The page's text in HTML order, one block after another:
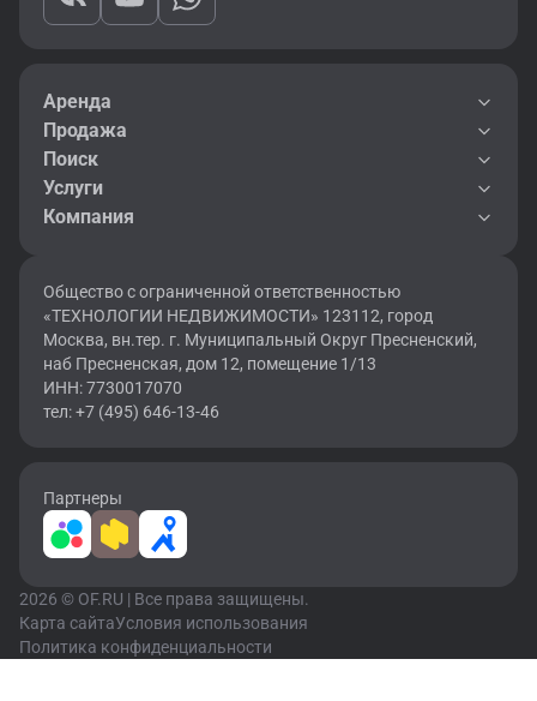
Аренда
Продажа
Поиск
Услуги
Компания
Общество с ограниченной ответственностью
«ТЕХНОЛОГИИ НЕДВИЖИМОСТИ» 123112, город
Москва, вн.тер. г. Муниципальный Округ Пресненский,
наб Пресненская, дом 12, помещение 1/13
ИНН: 7730017070
тел: +7 (495) 646-13-46
Партнеры
2026 © OF.RU | Все права защищены.
Карта сайтаУсловия использования
Политика конфиденциальности